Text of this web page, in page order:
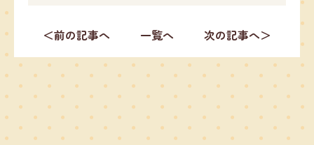
＜前の記事へ 一覧へ 次の記事へ＞